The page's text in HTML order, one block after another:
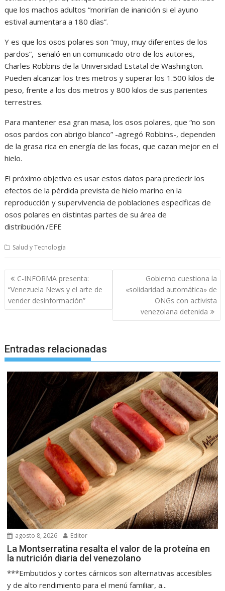
que los machos adultos “morirían de inanición si el ayuno
estival aumentara a 180 días”.
Y es que los osos polares son “muy, muy diferentes de los
pardos”, señaló en un comunicado otro de los autores,
Charles Robbins de la Universidad Estatal de Washington.
Pueden alcanzar los tres metros y superar los 1.500 kilos de
peso, frente a los dos metros y 800 kilos de sus parientes
terrestres.
Para mantener esa gran masa, los osos polares, que “no son
osos pardos con abrigo blanco” -agregó Robbins-, dependen
de la grasa rica en energía de las focas, que cazan mejor en el
hielo.
El próximo objetivo es usar estos datos para predecir los
efectos de la pérdida prevista de hielo marino en la
reproducción y supervivencia de poblaciones específicas de
osos polares en distintas partes de su área de
distribución./EFE
Salud y Tecnología
Navegación
de
entradas
C-INFORMA presenta:
“Venezuela News y el arte de
vender desinformación”
Gobierno cuestiona la
«solidaridad automática» de
ONGs con activista
venezolana detenida
Entradas relacionadas
agosto 8, 2026 Editor
La Montserratina resalta el valor de la proteína en
la nutrición diaria del venezolano
***Embutidos y cortes cárnicos son alternativas accesibles
y de alto rendimiento para el menú familiar, a...